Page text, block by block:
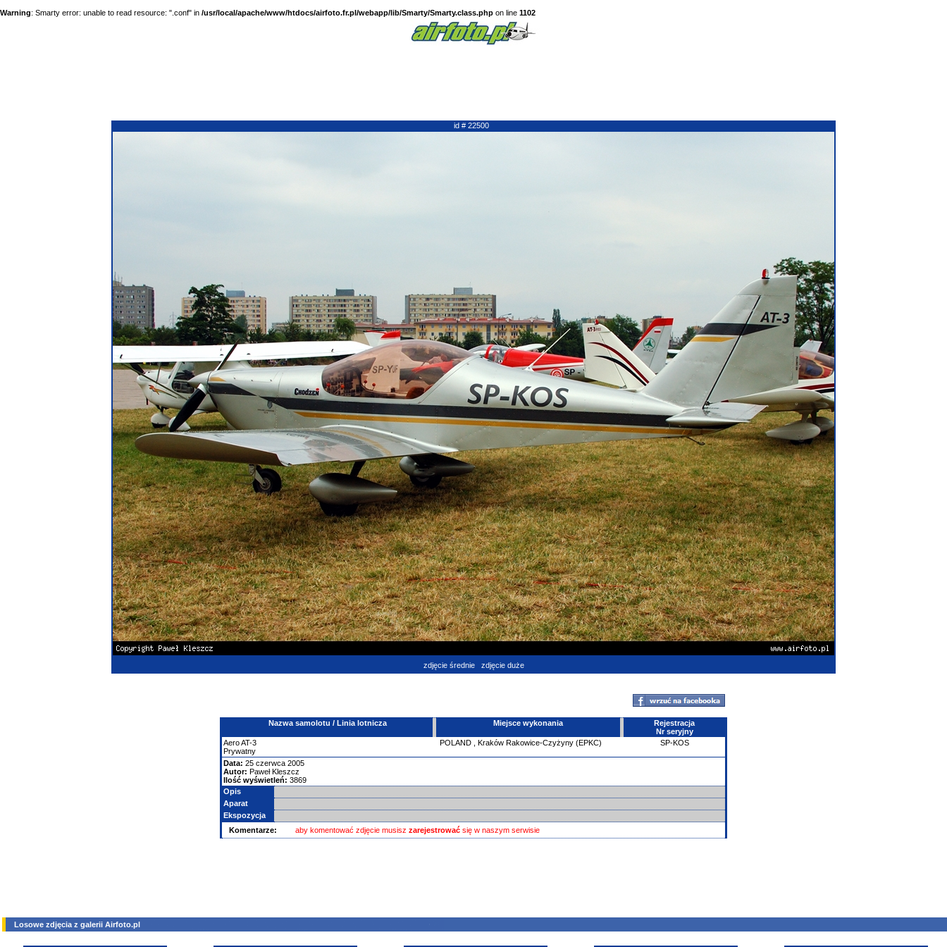
Warning: Smarty error: unable to read resource: ".conf" in /usr/local/apache/www/htdocs/airfoto.fr.pl/webapp/lib/Smarty/Smarty.class.php on line 1102
id # 22500
zdjęcie średnie zdjęcie duże
Nazwa samolotu / Linia lotnicza Miejsce wykonania
Rejestracja
Nr seryjny
AeroAT-3
Prywatny
POLAND Kraków Rakowice-Czyżyny (EPKC) SP-KOS
Data: 25 czerwca 2005
Autor: Paweł Kleszcz
Ilość wyświetleń: 3869
Opis
Aparat
Ekspozycja
Komentarze:
aby komentować zdjęcie musisz zarejestrować się w naszym serwisie
Losowe zdjęcia z galerii Airfoto.pl